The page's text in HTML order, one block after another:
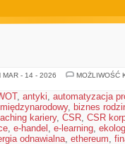
MAR - 14 - 2026
MOŻLIWOŚĆ
, antyki, automatyzacja
, biznes
kariery, CSR, CSR
, e-handel , e-learning,
odnawialna, ethereum,